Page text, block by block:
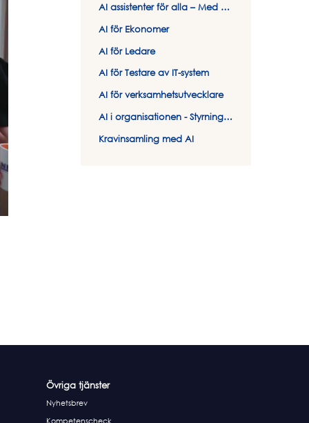
AI assistenter för alla – Med ChatGPT och Copilot
AI för Ekonomer
AI för Ledare
AI för Testare av IT-system
AI för verksamhetsutvecklare
AI i organisationen - Styrning, regler och praktisk hantering
Kravinsamling med AI
Övriga tjänster
Nyhetsbrev
Kompetenscheck